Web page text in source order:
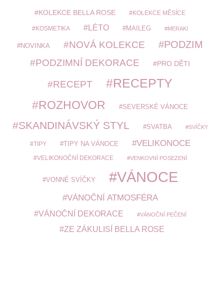
KOLEKCE BELLA ROSE KOLEKCE MĚSÍCE
KOSMETIKA LÉTO MAILEG MERAKI
NOVINKA NOVÁ KOLEKCE PODZIM
PODZIMNÍ DEKORACE PRO DĚTI
RECEPT RECEPTY
ROZHOVOR SEVERSKÉ VÁNOCE
SKANDINÁVSKÝ STYL SVATBA SVÍČKY
TIPY TIPY NA VÁNOCE VELIKONOCE
VELIKONOČNÍ DEKORACE VENKOVNÍ POSEZENÍ
VONNÉ SVÍČKY VÁNOCE
VÁNOČNÍ ATMOSFÉRA
VÁNOČNÍ DEKORACE VÁNOČNÍ PEČENÍ
ZE ZÁKULISÍ BELLA ROSE